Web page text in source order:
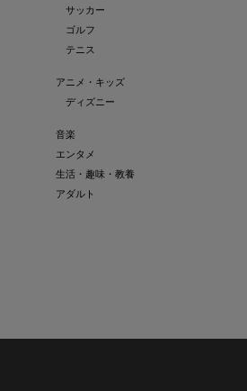
サッカー
ゴルフ
テニス
アニメ・キッズ
ディズニー
音楽
エンタメ
生活・趣味・教養
アダルト